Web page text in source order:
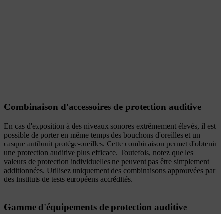
Combinaison d'accessoires de protection auditive
En cas d'exposition à des niveaux sonores extrêmement élevés, il est
possible de porter en même temps des bouchons d'oreilles et un
casque antibruit protège-oreilles. Cette combinaison permet d'obtenir
une protection auditive plus efficace. Toutefois, notez que les
valeurs de protection individuelles ne peuvent pas être simplement
additionnées. Utilisez uniquement des combinaisons approuvées par
des instituts de tests européens accrédités.
Gamme d'équipements de protection auditive